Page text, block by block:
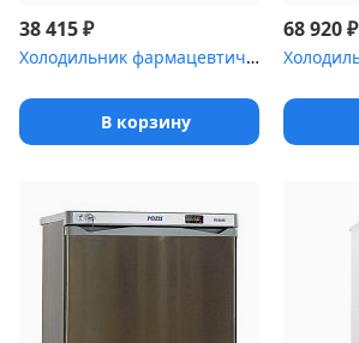
38 415₽
Холодильник фармацевтический POZIS ХФ-140-3(ТС) тонированное стек...
В корзину
68 920₽